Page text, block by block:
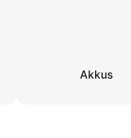
Akkus